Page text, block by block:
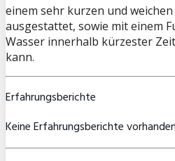
einem sehr kurzen und
ausgestattet, sowie mit einem
Wasser innerhalb kürzester
kann.
Erfahrungsberichte
Keine Erfahrungsberichte vorhanden